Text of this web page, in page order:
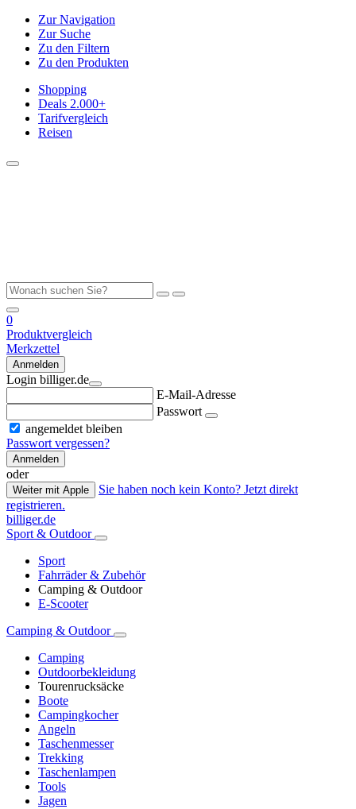
Zur Navigation
Zur Suche
Zu den Filtern
Zu den Produkten
Shopping
Deals 2.000+
Tarifvergleich
Reisen
0
Produktvergleich
Merkzettel
Anmelden
Login billiger.de
E-Mail-Adresse
Passwort
angemeldet bleiben
Passwort vergessen?
Anmelden
oder
Weiter mit Apple
Sie haben noch kein Konto? Jetzt direkt
registrieren.
billiger.de
Sport & Outdoor
Sport
Fahrräder & Zubehör
Camping & Outdoor
E-Scooter
Camping & Outdoor
Camping
Outdoorbekleidung
Tourenrucksäcke
Boote
Campingkocher
Angeln
Taschenmesser
Trekking
Taschenlampen
Tools
Jagen